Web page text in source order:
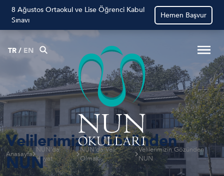
8 Ağustos Ortaokul ve Lise Öğrenci Kabul
Sınavı
Hemen Başvur
TR/ EN
Anasayfa NUN'da
Hayat
NUN'da Veli
Olmak
Velilerimizin Gözünden
NUN
Velilerimizin Gözünden
NUN